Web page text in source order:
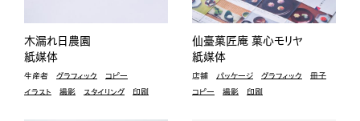
木漏れ日農園
紙媒体
生産者 グラフィック
コピー
イラスト
撮影 スタイリング 印刷
仙臺菓匠庵 菓心モリヤ
紙媒体
店舗 パッケージ グラフィック
冊子
コピー
撮影 印刷